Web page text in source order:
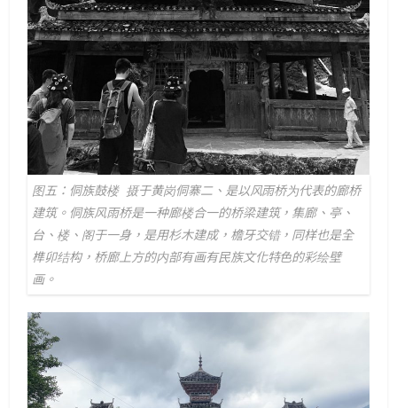
图五：侗族鼓楼 摄于黄岗侗寨二、是以风雨桥为代表的廊桥
建筑。侗族风雨桥是一种廊楼合一的桥梁建筑，集廊、亭、
台、楼、阁于一身，是用杉木建成，檐牙交错，同样也是全
榫卯结构，桥廊上方的内部有画有民族文化特色的彩绘壁
画。